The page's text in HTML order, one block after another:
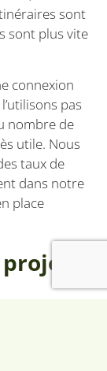
sont
sont plus vite
connexion
pas
nombre de
utile. Nous
taux de
dans notre
place
?